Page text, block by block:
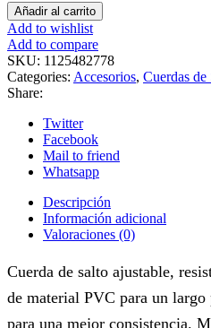
Añadir al carrito
Add to wishlist
Add to compare
SKU: 1125482778
Categories: Accesorios, Cuerdas de
Share:
Twitter
Facebook
Mail to friend
Whatsapp
Descripción
Información adicional
Valoraciones (0)
Cuerda de salto ajustable,
de material PVC para un
para una mejor consistencia.